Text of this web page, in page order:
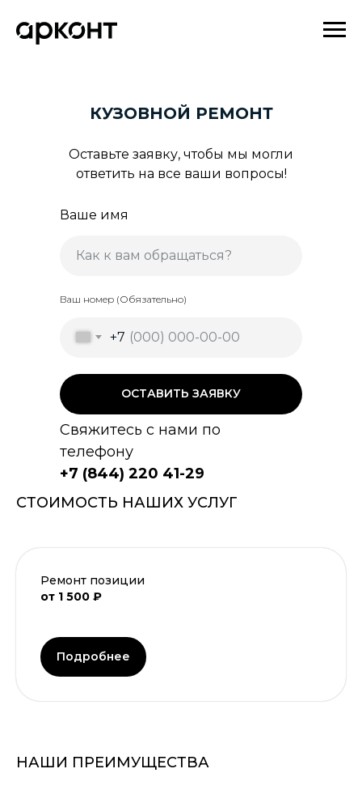
КУЗОВНОЙ РЕМОНТ
Оставьте заявку, чтобы мы могли
ответить на все ваши вопросы!
Ваше имя
Ваш номер (Обязательно)
+7
ОСТАВИТЬ ЗАЯВКУ
Свяжитесь с нами по
телефону
+7 (844) 220 41-29
СТОИМОСТЬ НАШИХ УСЛУГ
Ремонт позиции
от 1 500 ₽
Подробнее
НАШИ ПРЕИМУЩЕСТВА